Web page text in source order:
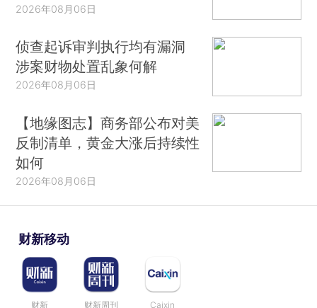
2026年08月06日
侦查起诉审判执行均有漏洞
涉案财物处置乱象何解
2026年08月06日
【地缘图志】商务部公布对美
反制清单，黄金大涨后持续性
如何
2026年08月06日
财新移动
财新 财新周刊 Caixin